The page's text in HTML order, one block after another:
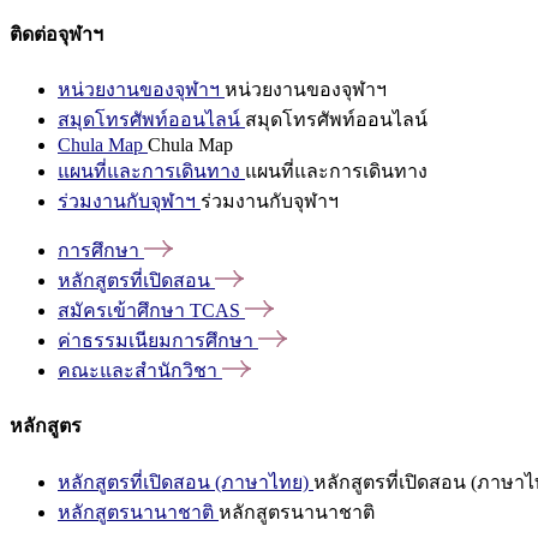
ติดต่อจุฬาฯ
หน่วยงานของจุฬาฯ หน่วยงานของจุฬาฯ
สมุดโทรศัพท์ออนไลน์ สมุดโทรศัพท์ออนไลน์
Chula Map Chula Map
แผนที่และการเดินทาง แผนที่และการเดินทาง
ร่วมงานกับจุฬาฯ ร่วมงานกับจุฬาฯ
การศึกษา
หลักสูตรที่เปิดสอน
สมัครเข้าศึกษา TCAS
ค่าธรรมเนียมการศึกษา
คณะและสำนักวิชา
หลักสูตร
หลักสูตรที่เปิดสอน (ภาษาไทย) หลักสูตรที่เปิดสอน (ภาษาไ
หลักสูตรนานาชาติ หลักสูตรนานาชาติ